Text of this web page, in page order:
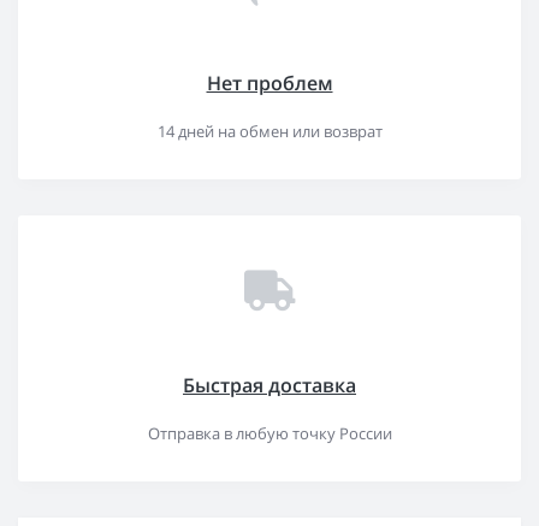
Нет проблем
14 дней на обмен или возврат
Быстрая доставка
Отправка в любую точку России